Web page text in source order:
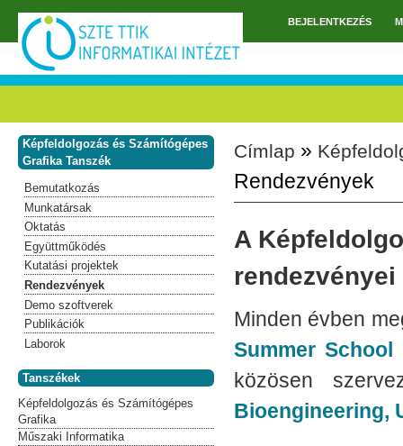
Ugrás a tartalomra
FőmenüBEJELENTKEZÉS
Jelenlegi hely
Címlap »
Rendezvények
A
rendezvényei
Minden évben
Summer
közösen
Bioengineering,
Képfeldolgozás és Számítógépes
Grafika Tanszék
Bemutatkozás
Munkatársak
Oktatás
Együttműködés
Kutatási projektek
Rendezvények
Demo szoftverek
Publikációk
Laborok
Tanszékek
Képfeldolgozás és Számítógépes
Grafika
Műszaki Informatika